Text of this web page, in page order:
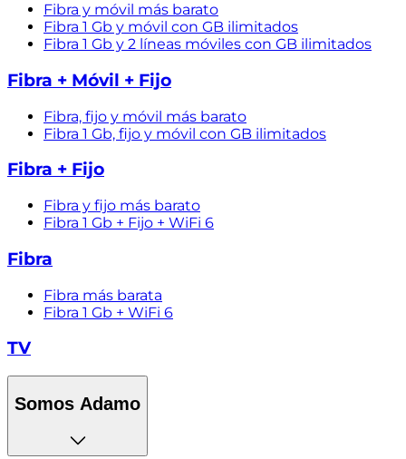
Fibra y móvil más barato
Fibra 1 Gb y móvil con GB ilimitados
Fibra 1 Gb y 2 líneas móviles con GB ilimitados
Fibra + Móvil + Fijo
Fibra, fijo y móvil más barato
Fibra 1 Gb, fijo y móvil con GB ilimitados
Fibra + Fijo
Fibra y fijo más barato
Fibra 1 Gb + Fijo + WiFi 6
Fibra
Fibra más barata
Fibra 1 Gb + WiFi 6
TV
Somos Adamo